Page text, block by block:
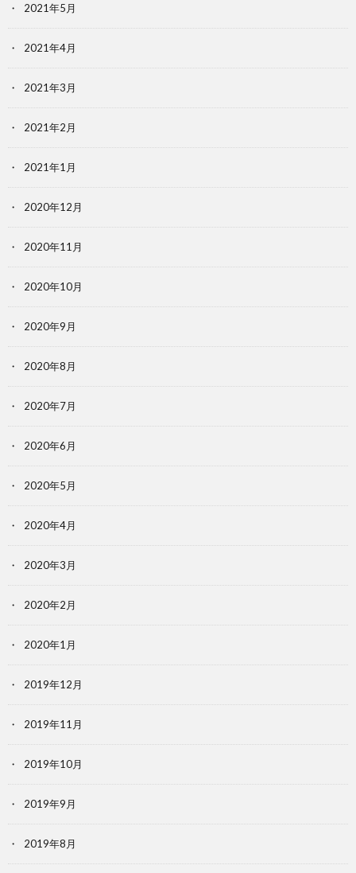
2021年5月
2021年4月
2021年3月
2021年2月
2021年1月
2020年12月
2020年11月
2020年10月
2020年9月
2020年8月
2020年7月
2020年6月
2020年5月
2020年4月
2020年3月
2020年2月
2020年1月
2019年12月
2019年11月
2019年10月
2019年9月
2019年8月